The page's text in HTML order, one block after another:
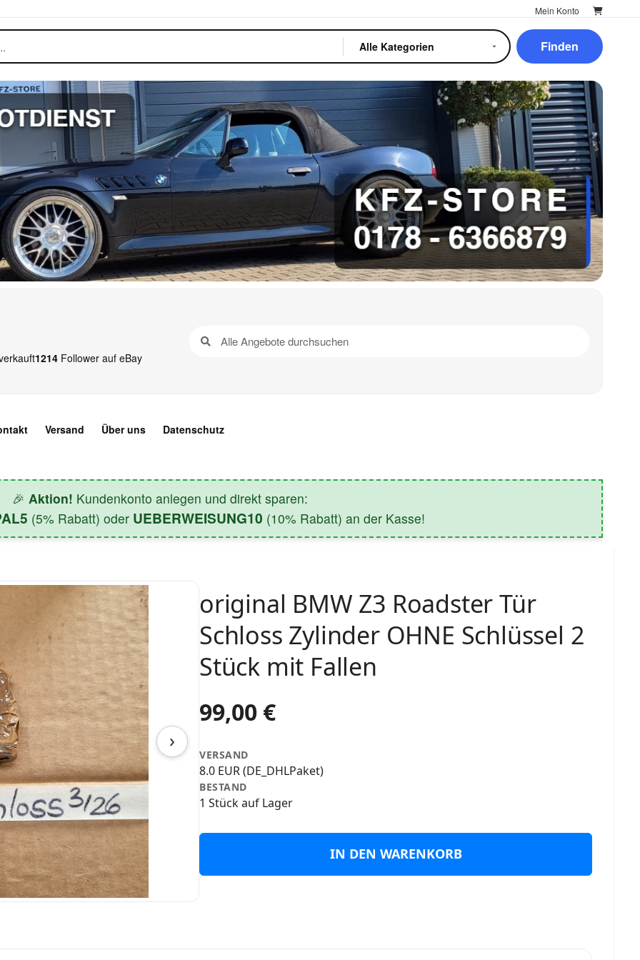
Mein Konto
Finden
1214 Follower auf eBay
Versand Über uns Datenschutz
🎉 Aktion! Kundenkonto anlegen und direkt sparen:
(5% Rabatt) oder UEBERWEISUNG10 (10% Rabatt) an der Kasse!
›
original BMW Z3 Roadster Tür
Schloss Zylinder OHNE Schlüssel 2
Stück mit Fallen
99,00 €
VERSAND
8.0 EUR (DE_DHLPaket)
BESTAND
1 Stück auf Lager
IN DEN WARENKORB